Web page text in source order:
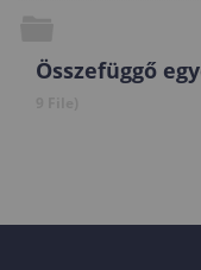
Összefüggő